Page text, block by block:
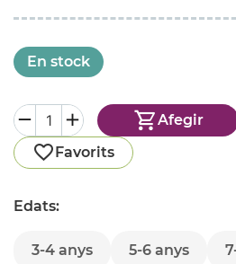
En stock
Afegir
Favorits
Edats:
3-4 anys 5-6 anys